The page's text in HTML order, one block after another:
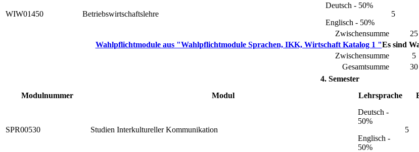
WIW01450 Betriebswirtschaftslehre
Deutsch - 50%
Englisch - 50%
5
Zwischensumme 25
Wahlpflichtmodule aus "Wahlpflichtmodule Sprachen, IKK, Wirtschaft Katalog 1 "Es sind
Zwischensumme
5
Gesamtsumme
30
4. Semester
Modulnummer
Modul Lehrsprache
SPR00530 Studien Interkultureller Kommunikation
Deutsch -
50%
Englisch -
50%
5